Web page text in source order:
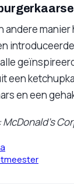
andere manier
een
en een
McDonald's